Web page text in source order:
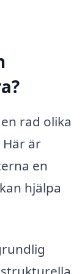
rad olika
är
en
hjälpa